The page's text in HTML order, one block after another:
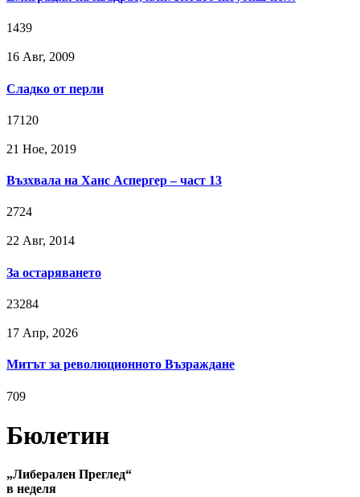
1439
16 Авг, 2009
Сладко от перли
17120
21 Ное, 2019
Възхвала на Ханс Аспергер – част 13
2724
22 Авг, 2014
За остаряването
23284
17 Апр, 2026
Митът за революционното Възраждане
709
Бюлетин
„Либерален Преглед“
в неделя